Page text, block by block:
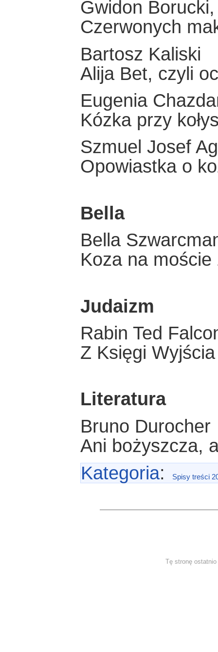
Gwidon
Czerwonych
Bartosz Kaliski
Alija Bet, czyli
Eugenia
Kózka przy
Szmuel Josef
Opowiastka o
Bella
Bella
Koza na moście
Judaizm
Rabin Ted
Z Księgi Wyjścia
Literatura
Bruno Durocher
Ani bożyszcza,
Kategoria: Spisy treści
Tę stronę